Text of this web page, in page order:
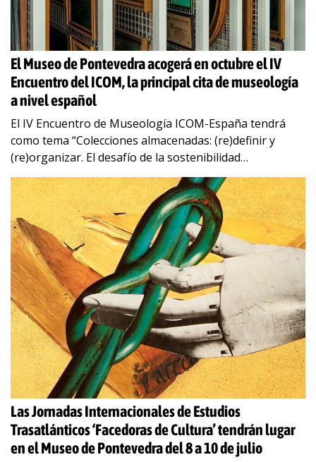
El Museo de Pontevedra acogerá en octubre el IV
Encuentro del ICOM, la principal cita de museología
a nivel español
El IV Encuentro de Museología ICOM-España tendrá
como tema “Colecciones almacenadas: (re)definir y
(re)organizar. El desafío de la sostenibilidad
medioambiental y social” El Museo de Pontevedra
acogerá, del 16 a…
Las Jornadas Internacionales de Estudios
Trasatlánticos ‘Facedoras de Cultura’ tendrán lugar
en el Museo de Pontevedra del 8 a 10 de julio